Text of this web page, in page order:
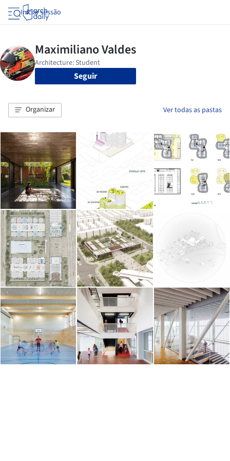
Iniciar sessão
Seguir
Organizar Ver todas as pastas